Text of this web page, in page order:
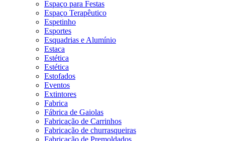
Espaço para Festas
Espaço Terapêutico
Espetinho
Esportes
Esquadrias e Alumínio
Estaca
Estética
Estética
Estofados
Eventos
Extintores
Fabrica
Fábrica de Gaiolas
Fabricação de Carrinhos
Fabricação de churrasqueiras
Fabricação de Premoldados